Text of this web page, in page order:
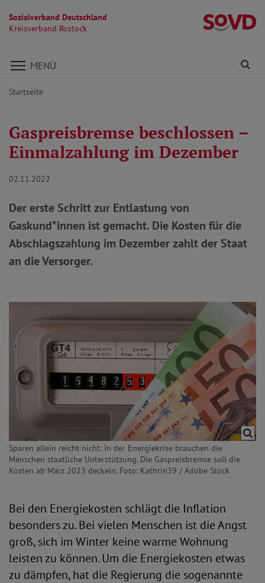
Sozialverband Deutschland
Kreisverband Rostock
Direkt zu den Inhalten springen
MENÜ
Startseite
Gaspreisbremse beschlossen –
Einmalzahlung im Dezember
02.11.2022
Der erste Schritt zur Entlastung von
Gaskund*innen ist gemacht. Die Kosten für die
Abschlagszahlung im Dezember zahlt der Staat
an die Versorger.
Sparen allein reicht nicht: In der Energiekrise brauchen die
Menschen staatliche Unterstützung. Die Gaspreisbremse soll die
Kosten ab März 2023 deckeln. Foto: Kathrin39 / Adobe Stock
Bei den Energiekosten schlägt die Inflation
besonders zu. Bei vielen Menschen ist die Angst
groß, sich im Winter keine warme Wohnung
leisten zu können. Um die Energiekosten etwas
zu dämpfen, hat die Regierung die sogenannte